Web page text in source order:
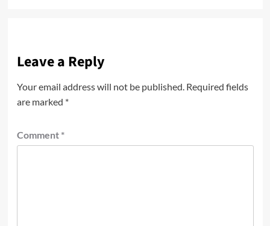
Leave a Reply
Your email address will not be published. Required fields
are marked *
Comment *